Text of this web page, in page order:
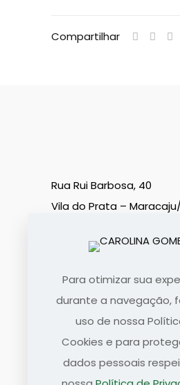
Compartilhar
Rua Rui Barbosa, 40
Vila do Prata –
WhatsApp
Para otimizar sua
durante a navegação,
uso de nossa
Cookies e para
dados pessoais